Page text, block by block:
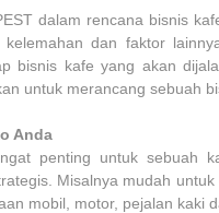
dalam rencana bisnis
dan faktor
bisnis kafe yang akan
untuk merancang sebuah
Anda
penting untuk sebuah
Misalnya mudah
mobil, motor, pejalan kaki